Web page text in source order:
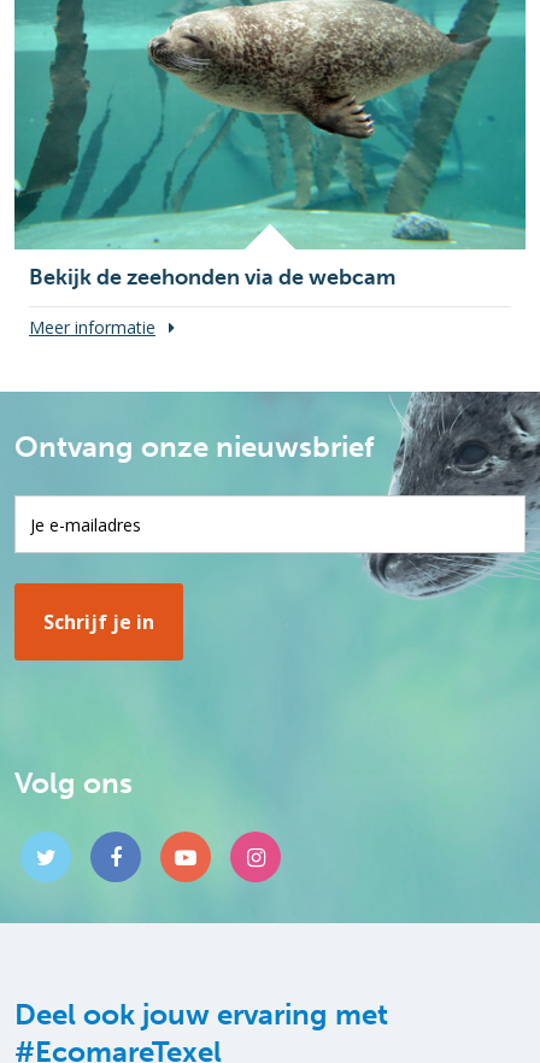
Bekijk de zeehonden via de webcam
Meer informatie
Ontvang onze nieuwsbrief
Volg ons
Deel ook jouw ervaring met
#EcomareTexel